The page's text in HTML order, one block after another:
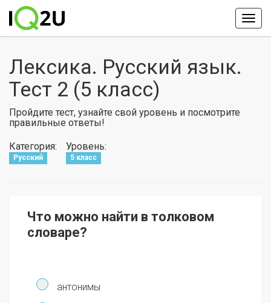
Лексика. Русский язык.
Тест 2 (5 класс)
Пройдите тест, узнайте свой уровень и посмотрите
правильные ответы!
Категория:
Русский
Уровень:
5 класс
Что можно найти в толковом
словаре?
антонимы